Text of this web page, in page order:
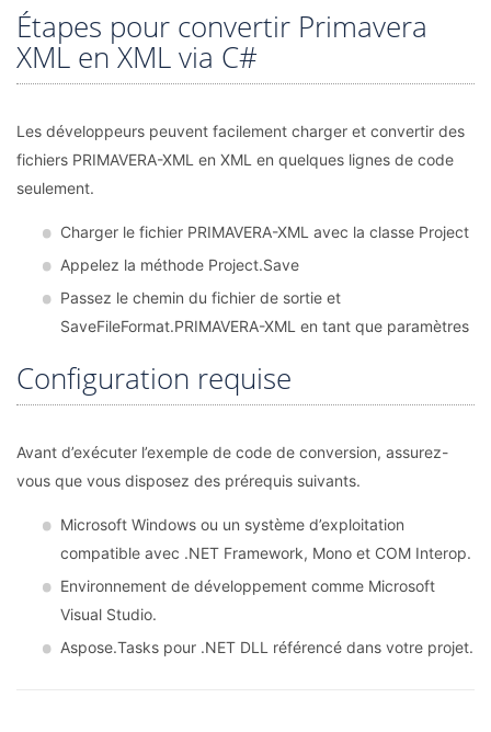
Étapes pour convertir Primavera
XML en XML via C#
Les développeurs peuvent facilement charger et convertir des
fichiers PRIMAVERA-XML en XML en quelques lignes de code
seulement.
Charger le fichier PRIMAVERA-XML avec la classe Project
Appelez la méthode Project.Save
Passez le chemin du fichier de sortie et
SaveFileFormat.PRIMAVERA-XML en tant que paramètres
Configuration requise
Avant d’exécuter l’exemple de code de conversion, assurez-
vous que vous disposez des prérequis suivants.
Microsoft Windows ou un système d’exploitation
compatible avec .NET Framework, Mono et COM Interop.
Environnement de développement comme Microsoft
Visual Studio.
Aspose.Tasks pour .NET DLL référencé dans votre projet.